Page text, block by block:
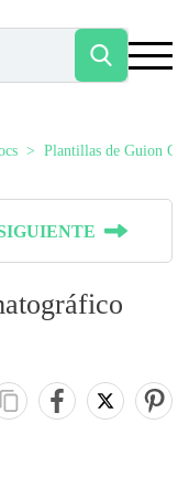
Plantillas de Guion